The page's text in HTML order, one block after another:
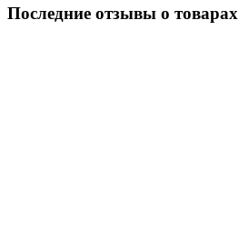
Последние отзывы о товарах